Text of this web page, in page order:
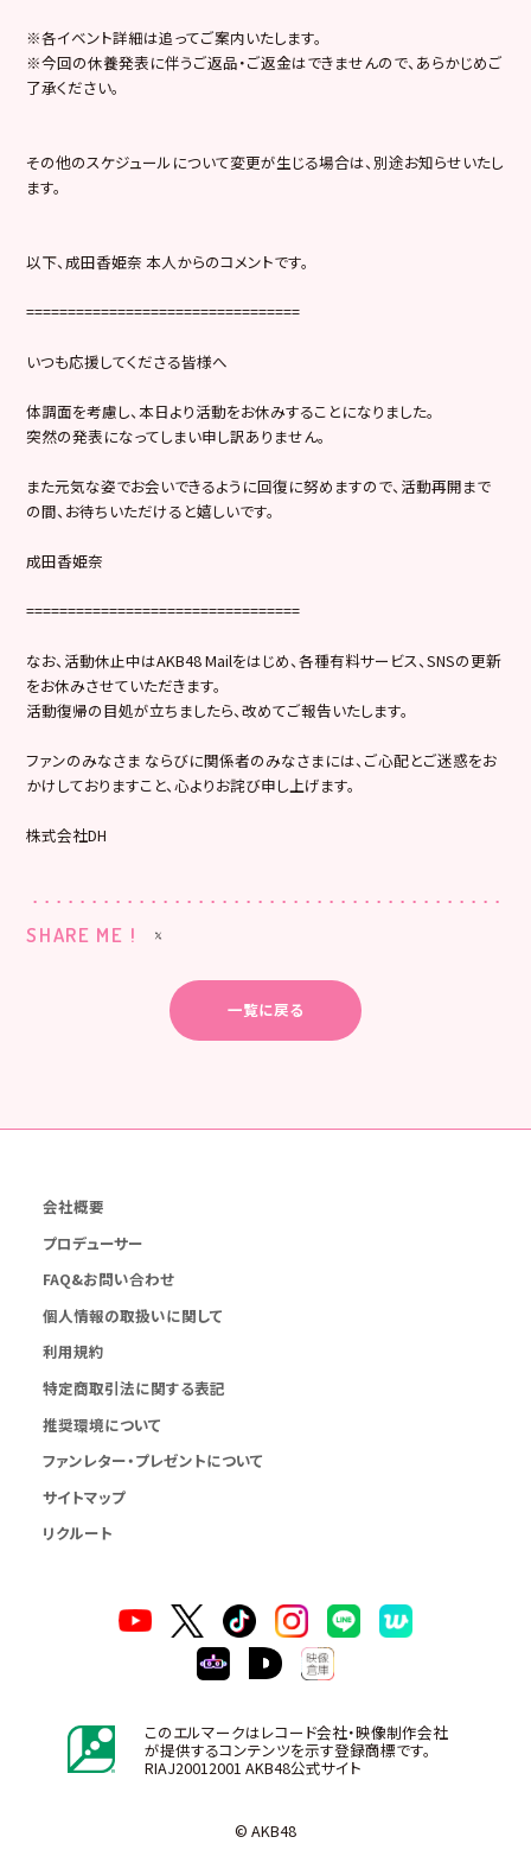
※各イベント詳細は追ってご案内いたします。
※今回の休養発表に伴うご返品・ご返金はできませんので、あらかじめご
了承ください。
その他のスケジュールについて変更が生じる場合は、別途お知らせいたし
ます。
以下、成田香姫奈 本人からのコメントです。
=================================
いつも応援してくださる皆様へ
体調面を考慮し、本日より活動をお休みすることになりました。
突然の発表になってしまい申し訳ありません。
また元気な姿でお会いできるように回復に努めますので、活動再開まで
の間、お待ちいただけると嬉しいです。
成田香姫奈
=================================
なお、活動休止中はAKB48 Mailをはじめ、各種有料サービス、SNSの更新
をお休みさせていただきます。
活動復帰の目処が立ちましたら、改めてご報告いたします。
ファンのみなさま ならびに関係者のみなさまには、ご心配とご迷惑をお
かけしておりますこと、心よりお詫び申し上げます。
株式会社DH
SHARE ME !
一覧に戻る
会社概要
プロデューサー
FAQ&お問い合わせ
個人情報の取扱いに関して
利用規約
特定商取引法に関する表記
推奨環境について
ファンレター・プレゼントについて
サイトマップ
リクルート
このエルマークはレコード会社・映像制作会社
が提供するコンテンツを示す登録商標です。
RIAJ20012001 AKB48公式サイト
© AKB48